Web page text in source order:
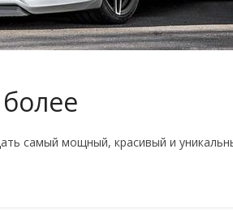
самый мощный, красивый и